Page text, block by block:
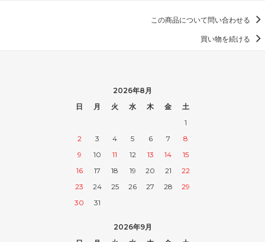
この商品について問い合わせる
買い物を続ける
2026年8月
日
月 火 水 木 金
土
1
2
3 4 5 6 7
8
9
10 11 12 13 14
15
16
17 18 19 20 21
22
23
24 25 26 27 28
29
30
31
2026年9月